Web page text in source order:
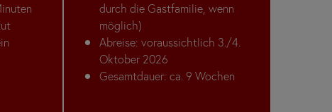
durch die Gastfamilie, wenn
möglich)
Abreise: voraussichtlich 3./4.
Oktober 2026
Gesamtdauer: ca. 9 Wochen